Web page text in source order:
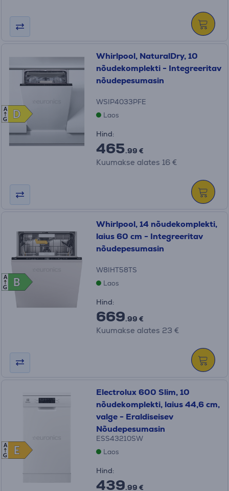
D
D
A
G
Whirlpool, NaturalDry, 10
nõudekomplekti - Integreeritav
nõudepesumasin
WSIP4033PFE
Laos
Hind:
465.99 €
Kuumakse alates 16 €
B
B
A
G
Whirlpool, 14 nõudekomplekti,
laius 60 cm - Integreeritav
nõudepesumasin
W8IHT58TS
Laos
Hind:
669.99 €
Kuumakse alates 23 €
E
E
A
G
Electrolux 600 Slim, 10
nõudekomplekti, laius 44,6 cm,
valge - Eraldiseisev
Nõudepesumasin
ESS43210SW
Laos
Hind:
439.99 €